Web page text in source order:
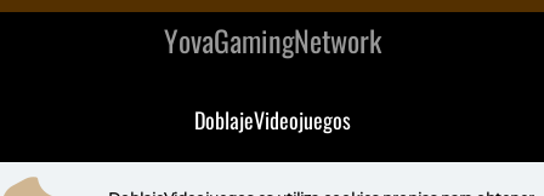
YovaGamingNetwork
DoblajeVideojuegos
DeVuego